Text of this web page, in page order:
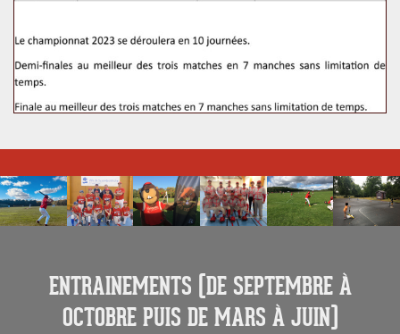
ENTRAINEMENTS (DE SEPTEMBRE À
OCTOBRE PUIS DE MARS À JUIN)